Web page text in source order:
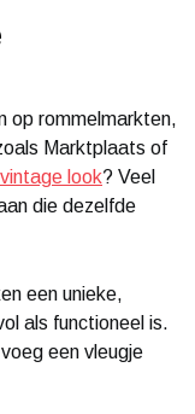
op rommelmarkten,
Marktplaats of
look? Veel
die dezelfde
een unieke,
als functioneel is.
een vleugje